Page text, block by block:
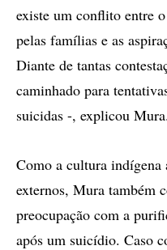
existe um conflito entre
pelas famílias e as
Diante de tantas
caminhado para
suicidas -, explicou Mura.
Como a cultura indígena
externos, Mura também
preocupação com a
após um suicídio. Caso